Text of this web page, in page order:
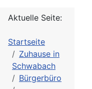
Aktuelle Seite:
Startseite
Zuhause in
Schwabach
Bürgerbüro